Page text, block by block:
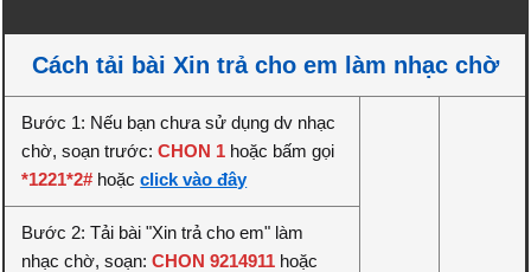
Cách tải bài Xin trả cho em làm nhạc chờ
Bước 1: Nếu bạn chưa sử dụng dv nhạc
chờ, soạn trước:CHON 1 hoặc bấm gọi
*1221*2# hoặcclick vào đây
Bước 2: Tải bài "Xin trả cho em" làm
nhạc chờ, soạn:CHON 9214911 hoặc